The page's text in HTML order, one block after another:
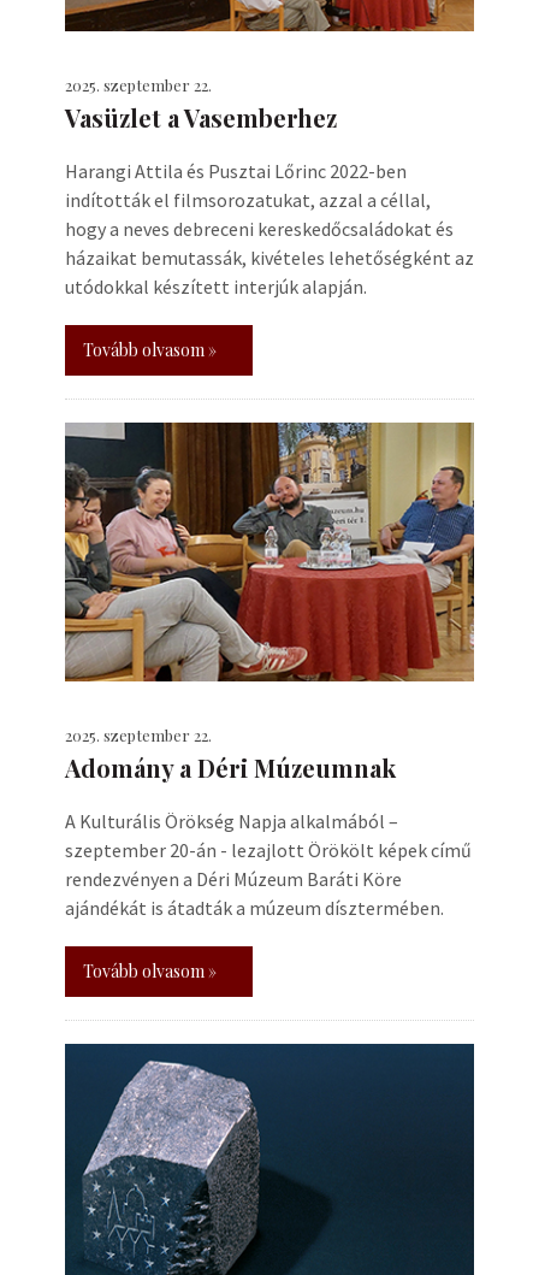
2025. szeptember 22.
Vasüzlet a Vasemberhez
Harangi Attila és Pusztai Lőrinc 2022-ben
indították el filmsorozatukat, azzal a céllal,
hogy a neves debreceni kereskedőcsaládokat és
házaikat bemutassák, kivételes lehetőségként az
utódokkal készített interjúk alapján.
Tovább olvasom »
2025. szeptember 22.
Adomány a Déri Múzeumnak
A Kulturális Örökség Napja alkalmából –
szeptember 20-án - lezajlott Örökölt képek című
rendezvényen a Déri Múzeum Baráti Köre
ajándékát is átadták a múzeum dísztermében.
Tovább olvasom »